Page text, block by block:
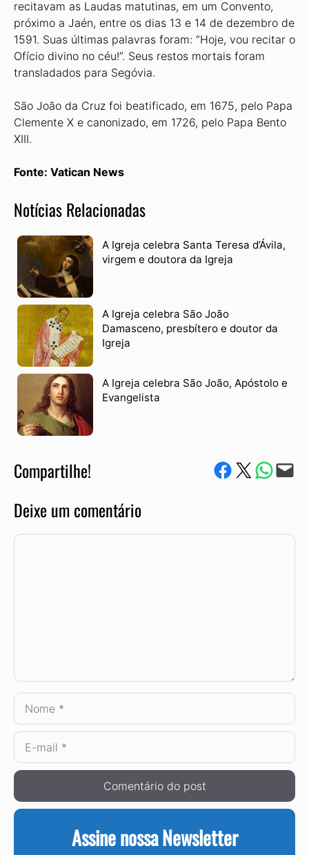
recitavam as Laudas matutinas, em um Convento,
próximo a Jaén, entre os dias 13 e 14 de dezembro de
1591. Suas últimas palavras foram: “Hoje, vou recitar o
Ofício divino no céu!”. Seus restos mortais foram
transladados para Segóvia.
São João da Cruz foi beatificado, em 1675, pelo Papa
Clemente X e canonizado, em 1726, pelo Papa Bento
XIII.
Fonte: Vatican News
Notícias Relacionadas
A Igreja celebra Santa Teresa d’Ávila,
virgem e doutora da Igreja
A Igreja celebra São João
Damasceno, presbítero e doutor da
Igreja
A Igreja celebra São João, Apóstolo e
Evangelista
Compartilhe! Compartilhe no Facebook
Compartilhe no Twitter
Compartile via
Envie via e-mail
Deixe um comentário
Comentário
Nome
E-
mail
Assine nossa Newsletter